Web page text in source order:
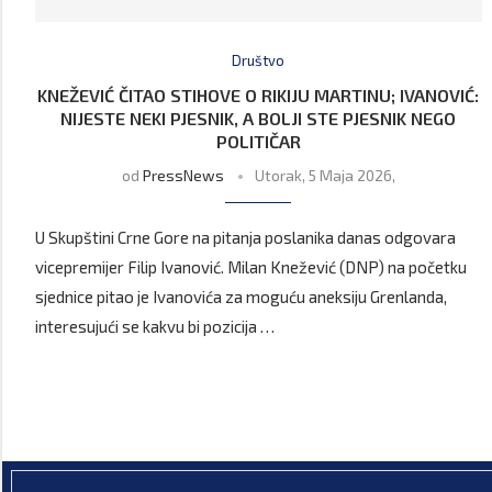
Društvo
KNEŽEVIĆ ČITAO STIHOVE O RIKIJU MARTINU; IVANOVIĆ:
NIJESTE NEKI PJESNIK, A BOLJI STE PJESNIK NEGO
POLITIČAR
od PressNews Utorak, 5 Maja 2026,
U Skupštini Crne Gore na pitanja poslanika danas odgovara
vicepremijer Filip Ivanović. Milan Knežević (DNP) na početku
sjednice pitao je Ivanovića za moguću aneksiju Grenlanda,
interesujući se kakvu bi pozicija …